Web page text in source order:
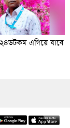
এগিয়ে যাবে